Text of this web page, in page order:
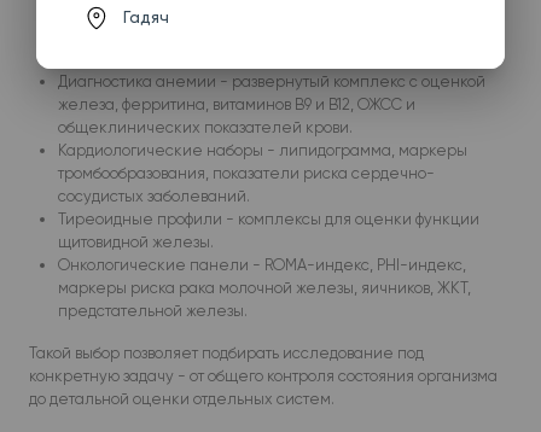
липидный спектр и анализ углеводного обмена.
Предоперационный пакет - оптимальный набор
Диагностика анемии - развернутый комплекс с оценкой
железа, ферритина, витаминов B9 и B12, ОЖСС и
общеклинических показателей крови.
Кардиологические наборы - липидограмма, маркеры
тромбообразования, показатели риска сердечно-
сосудистых заболеваний.
Тиреоидные профили - комплексы для оценки функции
щитовидной железы.
Онкологические панели - ROMA-индекс, PHI-индекс,
маркеры риска рака молочной железы, яичников, ЖКТ,
предстательной железы.
Такой выбор позволяет подбирать исследование под
конкретную задачу - от общего контроля состояния организма
до детальной оценки отдельных систем.
Гадяч